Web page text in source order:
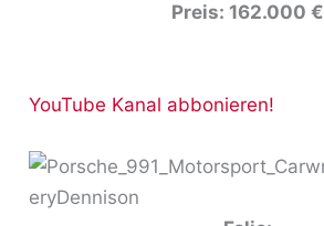
Preis: 162.000 €
YouTube Kanal abbonieren!